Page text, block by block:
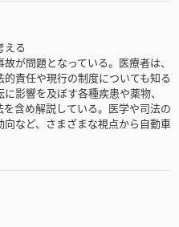
える
が問題となっている。医療者は、
責任や現行の制度についても知る
影響を及ぼす各種疾患や薬物、
含め解説している。医学や司法の
など、さまざまな視点から自動車